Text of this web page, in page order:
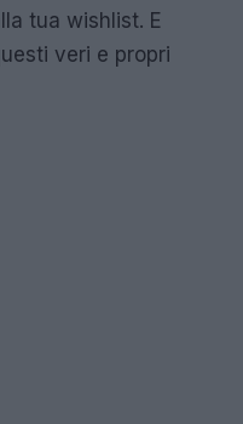
tua wishlist. E
veri e propri